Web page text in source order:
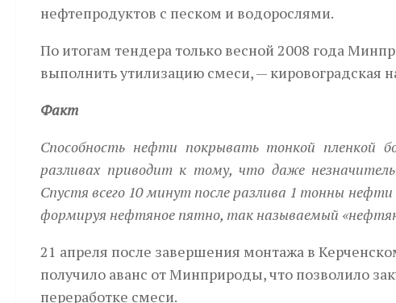
нефтепродуктов с песком и водорослями.
По итогам тендера только весной 2008 года
выполнить утилизацию смеси, — кировоградская
Факт
Способность нефти покрывать тонкой пленкой
разливах приводит к тому, что даже
Спустя всего 10 минут после разлива 1 тонны
формируя нефтяное пятно, так называемый
21 апреля после завершения монтажа в
получило аванс от Минприроды, что позволило
переработке смеси.